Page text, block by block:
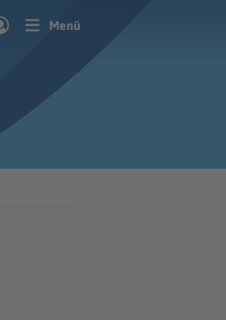
Menü